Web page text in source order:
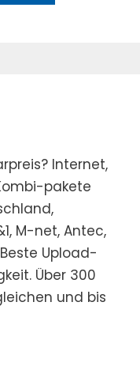
Internet,
pakete
M-net, Antec,
Beste Upload-
Über 300
und bis